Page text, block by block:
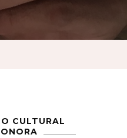
CULTURAL